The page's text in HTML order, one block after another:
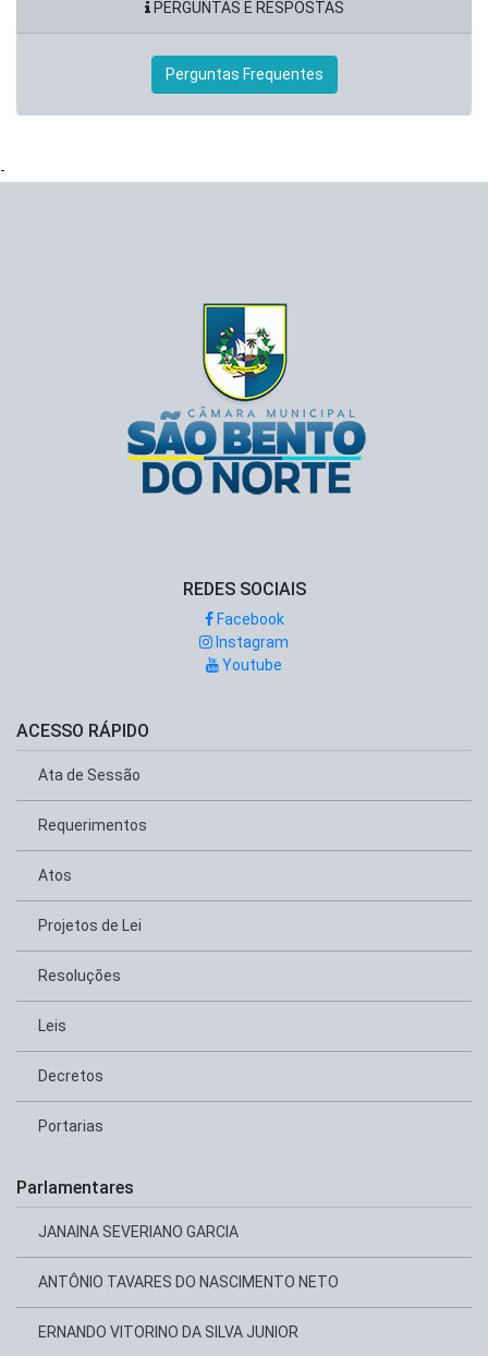
PERGUNTAS E RESPOSTAS
Perguntas Frequentes
-
REDES SOCIAIS
Facebook
Instagram
Youtube
ACESSO RÁPIDO
Ata de Sessão
Requerimentos
Atos
Projetos de Lei
Resoluções
Leis
Decretos
Portarias
Parlamentares
JANAINA SEVERIANO GARCIA
ANTÔNIO TAVARES DO NASCIMENTO NETO
ERNANDO VITORINO DA SILVA JUNIOR